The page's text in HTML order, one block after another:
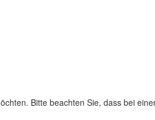
Bitte beachten Sie, dass bei